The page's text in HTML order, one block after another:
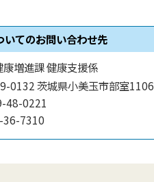
いてのお問い合わせ先
増進課 健康支援係
0132 茨城県小美玉市部室1106
48-0221
36-7310